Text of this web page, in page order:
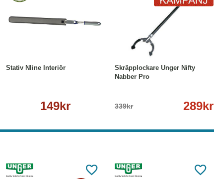
Stativ Nline Interiör
149kr
Skräpplockare Unger Nifty
Nabber Pro
339kr 289kr
-15%